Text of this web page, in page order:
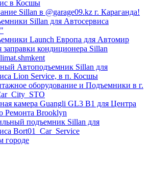
в Косшы
Sillan в @garage09.kz г. Караганда!
Sillan для Автосервиса
Launch Европа для Автомир
заправки кондиционера Sillan
Автоподъемник Sillan для
Lion Service, в п. Косшы
оборудование и Подъемники в г.
камера Guangli GL3 B1 для Центра
Ремонта Brooklyn
подъемник Sillan для
Bort01_Car_Service
городе